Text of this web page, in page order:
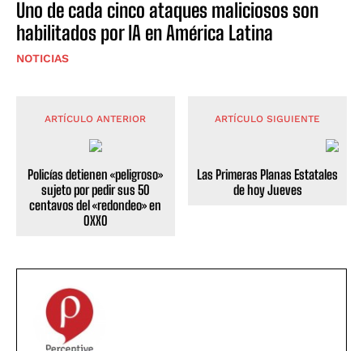
Uno de cada cinco ataques maliciosos son
habilitados por IA en América Latina
NOTICIAS
ARTÍCULO ANTERIOR
Policías detienen «peligroso»
sujeto por pedir sus 50
centavos del «redondeo» en
OXXO
ARTÍCULO SIGUIENTE
Las Primeras Planas Estatales
de hoy Jueves